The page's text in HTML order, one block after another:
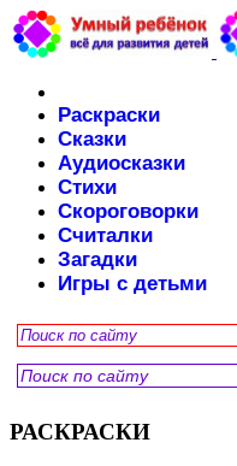
Раскраски
Сказки
Аудиосказки
Стихи
Скороговорки
Считалки
Загадки
Игры с детьми
РАСКРАСКИ